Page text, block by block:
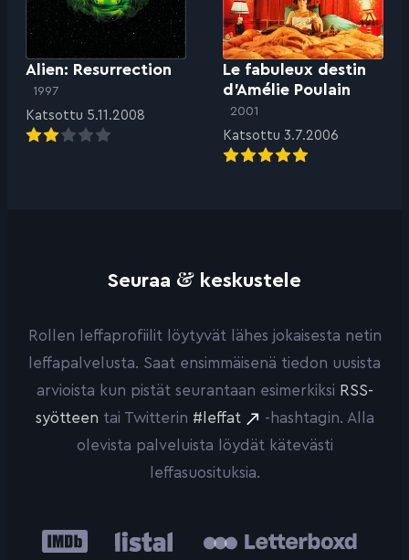
Alien: Resurrection
1997
Katsottu 5.11.2008
Le fabuleux destin
d’Amélie Poulain
2001
Katsottu 3.7.2006
Seuraa & keskustele
Rollen leffaprofiilit löytyvät lähes jokaisesta netin
leffapalvelusta. Saat ensimmäisenä tiedon uusista
arvioista kun pistät seurantaan esimerkiksi RSS-
syötteen tai Twitterin #leffat
-hashtagin. Alla
olevista palveluista löydät kätevästi
leffasuosituksia.
IMDb Listal